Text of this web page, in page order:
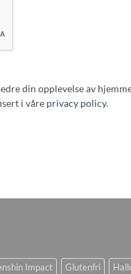
din opplevelse av
i våre privacy policy.
Impact Glutenfri